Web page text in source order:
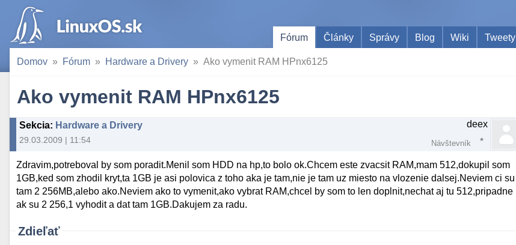
Fórum
Články Správy Blog Wiki Tweety
Domov Fórum Hardware a Drivery Ako vymenit RAM HPnx6125
Ako vymenit RAM HPnx6125
Sekcia: Hardware a Drivery
29.03.2009 | 11:54
deex
Návštevník
Zdravim,potreboval by som poradit.Menil som HDD na hp,to bolo ok.Chcem este zvacsit RAM,mam 512,dokupil som
1GB,ked som zhodil kryt,ta 1GB je asi polovica z toho aka je tam,nie je tam uz miesto na vlozenie dalsej.Neviem ci su
tam 2 256MB,alebo ako.Neviem ako to vymenit,ako vybrat RAM,chcel by som to len doplnit,nechat aj tu 512,pripadne
ak su 2 256,1 vyhodit a dat tam 1GB.Dakujem za radu.
Zdieľať